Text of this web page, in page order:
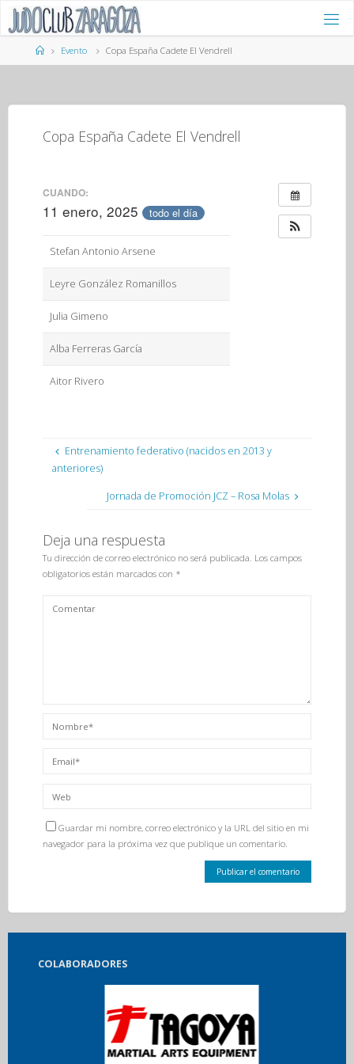
Saltar
contenidoPágina
de
Evento Copa España Cadete El Vendrell
Copa España Cadete El Vendrell
CUANDO:
11 enero, 2025 todo el día
Stefan Antonio Arsene
Leyre González Romanillos
Julia Gimeno
Alba Ferreras García
Aitor Rivero
Entrenamiento federativo (nacidos en 2013 y
anteriores)
Jornada de Promoción JCZ – Rosa Molas
Deja una respuesta
Tu dirección de correo electrónico no será publicada. Los campos
obligatorios están marcados con *
Guardar mi nombre, correo electrónico y la URL del sitio en mi
navegador para la próxima vez que publique un comentario.
COLABORADORES